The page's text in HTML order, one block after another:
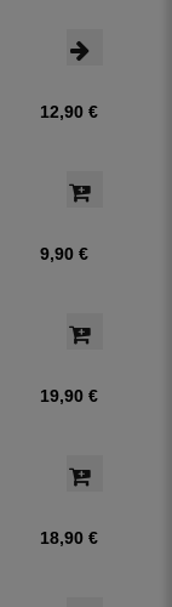
12,90 €
9,90 €
19,90 €
18,90 €